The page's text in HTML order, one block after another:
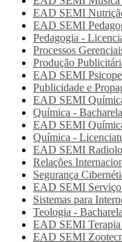
EAD SEMI
EAD SEMI
Pedagogia -
Processos
Produção
EAD SEMI
Publicidade e
EAD SEMI
Química -
EAD SEMI
Química -
EAD SEMI
Relações
Segurança
EAD SEMI
Sistemas para
Teologia -
EAD SEMI
EAD SEMI